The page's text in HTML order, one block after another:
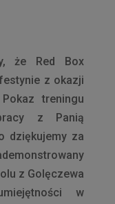
że Red Box
z okazji
treningu
z Panią
dziękujemy za
z Golęczewa
w